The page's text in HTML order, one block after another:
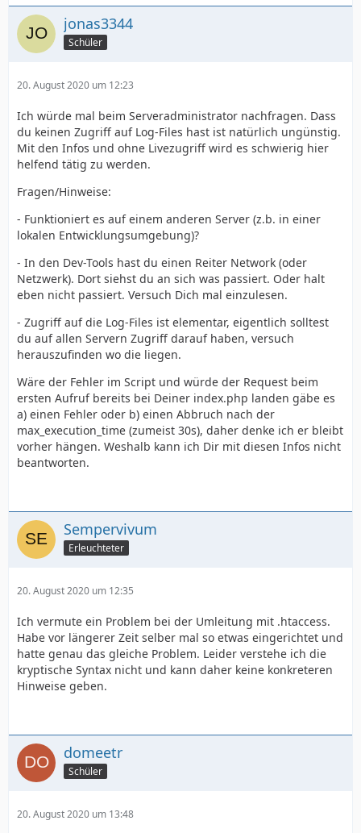
jonas3344
Schüler
20. August 2020 um 12:23
Ich würde mal beim Serveradministrator nachfragen. Dass
du keinen Zugriff auf Log-Files hast ist natürlich ungünstig.
Mit den Infos und ohne Livezugriff wird es schwierig hier
helfend tätig zu werden.
Fragen/Hinweise:
- Funktioniert es auf einem anderen Server (z.b. in einer
lokalen Entwicklungsumgebung)?
- In den Dev-Tools hast du einen Reiter Network (oder
Netzwerk). Dort siehst du an sich was passiert. Oder halt
eben nicht passiert. Versuch Dich mal einzulesen.
- Zugriff auf die Log-Files ist elementar, eigentlich solltest
du auf allen Servern Zugriff darauf haben, versuch
herauszufinden wo die liegen.
Wäre der Fehler im Script und würde der Request beim
ersten Aufruf bereits bei Deiner index.php landen gäbe es
a) einen Fehler oder b) einen Abbruch nach der
max_execution_time (zumeist 30s), daher denke ich er bleibt
vorher hängen. Weshalb kann ich Dir mit diesen Infos nicht
beantworten.
Sempervivum
Erleuchteter
20. August 2020 um 12:35
Ich vermute ein Problem bei der Umleitung mit .htaccess.
Habe vor längerer Zeit selber mal so etwas eingerichtet und
hatte genau das gleiche Problem. Leider verstehe ich die
kryptische Syntax nicht und kann daher keine konkreteren
Hinweise geben.
domeetr
Schüler
20. August 2020 um 13:48